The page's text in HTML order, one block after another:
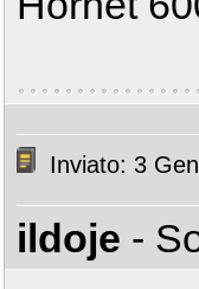
Inviato: 3
ildoje -